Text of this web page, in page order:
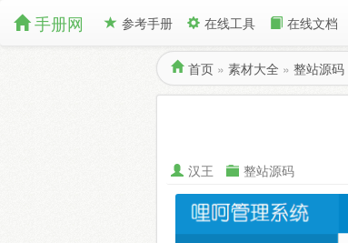
手册网 参考手册 在线工具 在线文档
首页 » 素材大全 » 整站源码
汉王 整站源码